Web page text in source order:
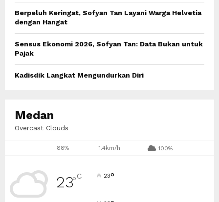
Berpeluh Keringat, Sofyan Tan Layani Warga Helvetia
dengan Hangat
Sensus Ekonomi 2026, Sofyan Tan: Data Bukan untuk
Pajak
Kadisdik Langkat Mengundurkan Diri
Medan
Overcast Clouds
88% 1.4km/h 100%
23°C 23°